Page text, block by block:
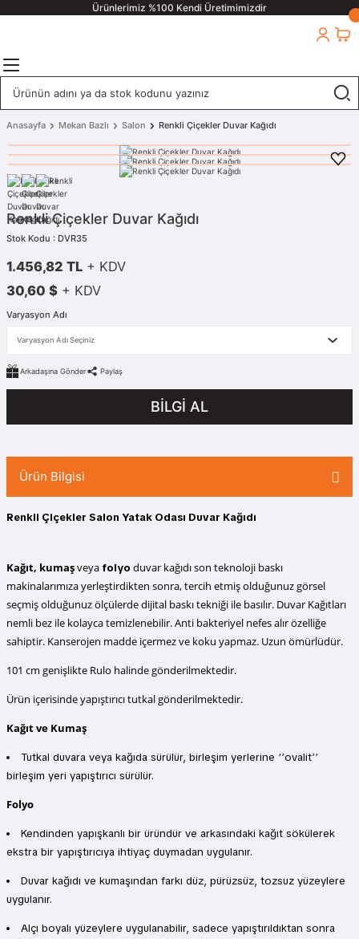
Ürünlerimiz %100 Kendi Üretimimizdir
Anasayfa Mekan Bazlı Salon Renkli Çiçekler Duvar Kağıdı
Renkli Çiçekler Duvar Kağıdı
Stok Kodu : DVR35
1.456,82 TL + KDV
30,60 $ + KDV
Varyasyon Adı
Arkadaşına Gönder Paylaş
BİLGİ AL
Ürün Bilgisi
Renkli Çiçekler Salon Yatak Odası Duvar Kağıdı
Kağıt, kumaşveyafolyo duvar kağıdıson teknoloji baskı
makinalarımıza yerleştirdikten sonra, tercih etmiş olduğunuz görsel
seçmiş olduğunuz ölçülerde dijital baskı tekniği ile basılır. Duvar Kağıtları
nemli bez ile kolayca temizlenebilir. Anti bakteriyel nefes alır özelliğe
sahiptir. Kanserojen madde içermez ve koku yapmaz. Uzun ömürlüdür.
101 cm genişlikte Rulo halinde gönderilmektedir.
Ürün içerisinde yapıştırıcı tutkal gönderilmektedir.
Kağıt ve Kumaş
Tutkal duvara veya kağıda sürülür, birleşim yerlerine ‘’ovalit’’
birleşim yeri yapıştırıcı sürülür.
Folyo
Kendinden yapışkanlı bir üründür ve arkasındaki kağıt sökülerek
ekstra bir yapıştırıcıya ihtiyaç duymadan uygulanır.
Duvar kağıdı ve kumaşından farkı düz, pürüzsüz, tozsuz yüzeylere
uygulanır.
Alçı boyalı yüzeylere uygulanabilir, sadece yapıştırıldıktan sonra